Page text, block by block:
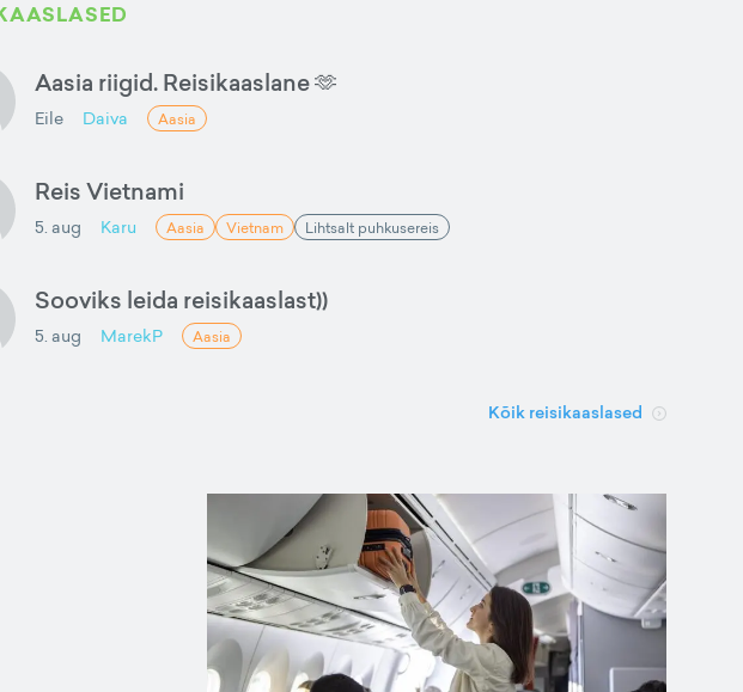
Aasia riigid. Reisikaaslane 🫶
Eile Daiva Aasia
Reis Vietnami
5. aug Karu Aasia Vietnam Lihtsalt puhkusereis
Sooviks leida reisikaaslast))
5. aug MarekP Aasia
Kõik reisikaaslased